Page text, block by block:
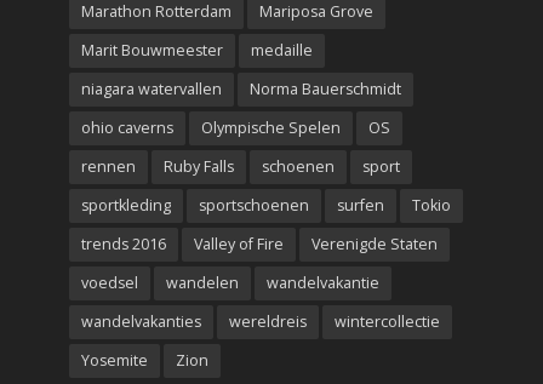
Marathon Rotterdam
Mariposa Grove
Marit Bouwmeester
medaille
niagara watervallen
Norma Bauerschmidt
ohio caverns
Olympische Spelen
OS
rennen
Ruby Falls schoenen
sport
sportkleding
sportschoenen surfen
Tokio
trends 2016
Valley of Fire
Verenigde Staten
voedsel
wandelen
wandelvakantie
wandelvakanties
wereldreis
wintercollectie
Yosemite
Zion